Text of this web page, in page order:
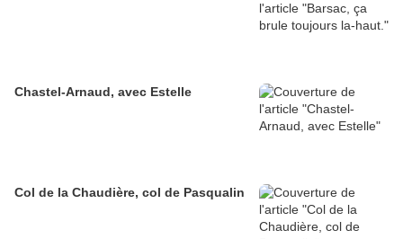
Chastel-Arnaud, avec Estelle
Col de la Chaudière, col de Pasqualin